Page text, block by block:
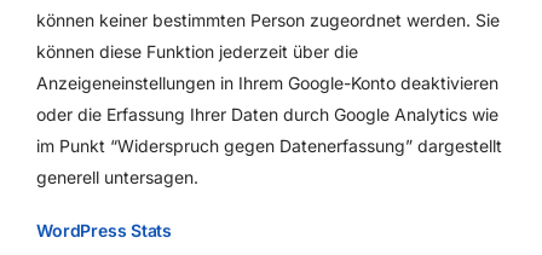
können keiner bestimmten Person zugeordnet werden. Sie
können diese Funktion jederzeit über die
Anzeigeneinstellungen in Ihrem Google-Konto deaktivieren
oder die Erfassung Ihrer Daten durch Google Analytics wie
im Punkt “Widerspruch gegen Datenerfassung” dargestellt
generell untersagen.
WordPress Stats